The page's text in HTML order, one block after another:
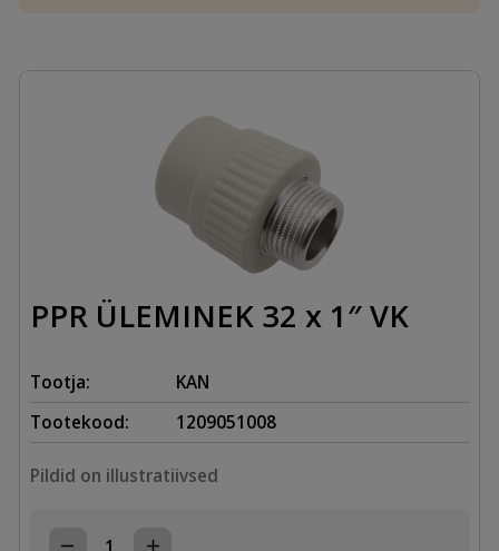
PPR ÜLEMINEK 32 x 1″ VK
Tootja:
KAN
Tootekood:
1209051008
Pildid on illustratiivsed